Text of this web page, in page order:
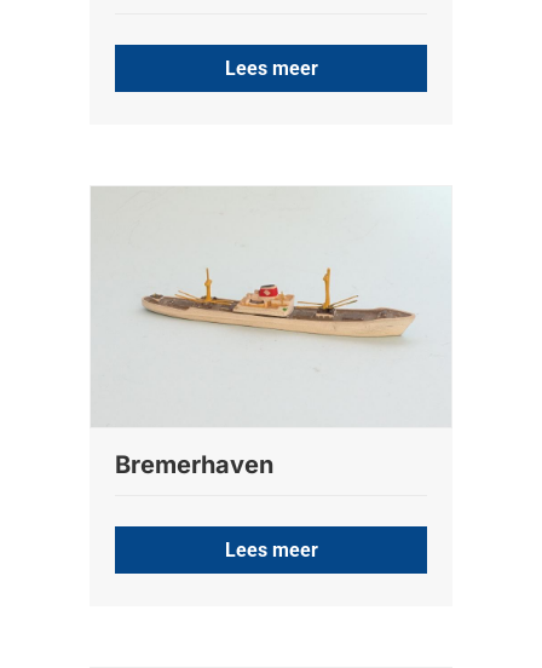
Lees meer
Bremerhaven
Lees meer